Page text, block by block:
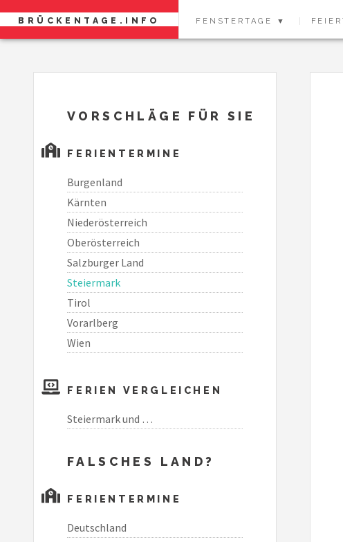
BRÜCKENTAGE.INFO FENSTERTAGE ▼
VORSCHLÄGE FÜR SIE
FERIENTERMINE
Burgenland
Kärnten
Niederösterreich
Oberösterreich
Salzburger Land
Steiermark
Tirol
Vorarlberg
Wien
FERIEN VERGLEICHEN
Steiermark und …
FALSCHES LAND?
FERIENTERMINE
Deutschland